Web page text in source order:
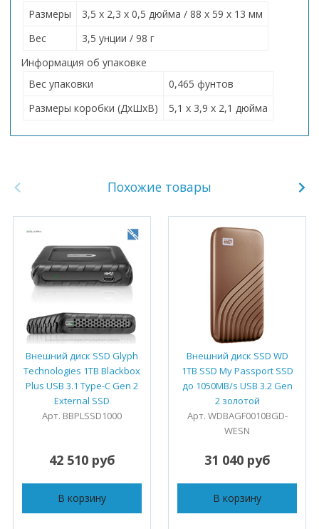
Размеры
3,5 x 2,3 x 0,5 дюйма / 88 x 59 x 13 мм
Вес
3,5 унции / 98 г
Информация об упаковке
Вес упаковки
0,465 фунтов
Размеры коробки (ДxШxВ)
5,1 x 3,9 x 2,1 дюйма
Похожие товары
Внешний диск SSD Glyph
Technologies 1TB Blackbox
Plus USB 3.1 Type-C Gen 2
External SSD
Арт. BBPLSSD1000
42 510 руб
В корзину
Внешний диск SSD WD
1TB SSD My Passport SSD
до 1050MB/s USB 3.2 Gen
2 золотой
Арт. WDBAGF0010BGD-
WESN
31 040 руб
В корзину